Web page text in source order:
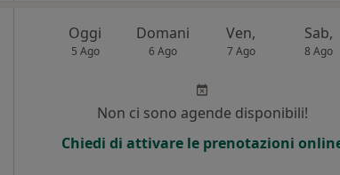
Oggi
5 Ago
Domani
6 Ago
Ven,
7 Ago
Sab,
8 Ago
Non ci sono agende disponibili!
Chiedi di attivare le prenotazioni